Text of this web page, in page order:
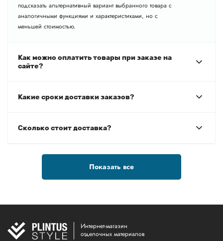
подсказать альтернативный вариант выбранного товара с
аналогичными функциями и характеристиками, но с
меньшей стоимостью.
Как можно оплатить товары при заказе на
сайте?
Какие сроки доставки заказов?
Сколько стоит доставка?
Показать все
Интернет-магазин
отделочных материалов